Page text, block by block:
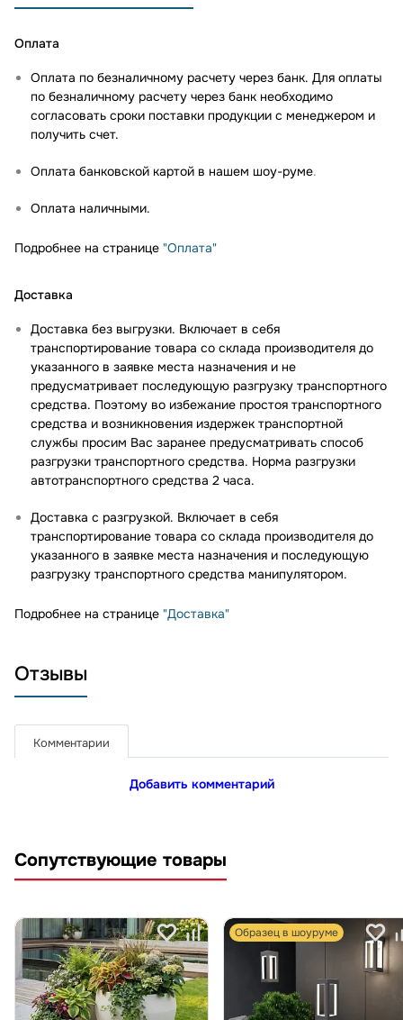
Оплата
Оплата по безналичному расчету через банк. Для оплаты
по безналичному расчету через банк необходимо
согласовать сроки поставки продукции с менеджером и
получить счет.
Оплата банковской картой в нашем шоу-руме.
Оплата наличными.
Подробнее на странице "Оплата"
Доставка
Доставка без выгрузки. Включает в себя
транспортирование товара со склада производителя до
указанного в заявке места назначения и не
предусматривает последующую разгрузку транспортного
средства. Поэтому во избежание простоя транспортного
средства и возникновения издержек транспортной
службы просим Вас заранее предусматривать способ
разгрузки транспортного средства. Норма разгрузки
автотранспортного средства 2 часа.
Доставка с разгрузкой. Включает в себя
транспортирование товара со склада производителя до
указанного в заявке места назначения и последующую
разгрузку транспортного средства манипулятором.
Подробнее на странице "Доставка"
Отзывы
Комментарии
Добавить комментарий
Сопутствующие товары
Образец в шоуруме